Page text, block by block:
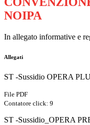
NOIPA
In allegato informative e
Allegati
ST -Sussidio OPERA
File PDF
Contatore click: 9
ST -Sussidio_OPERA